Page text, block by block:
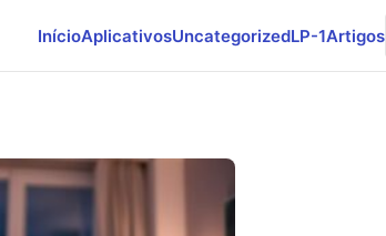
InícioAplicativosUncategorizedLP-1Artigos